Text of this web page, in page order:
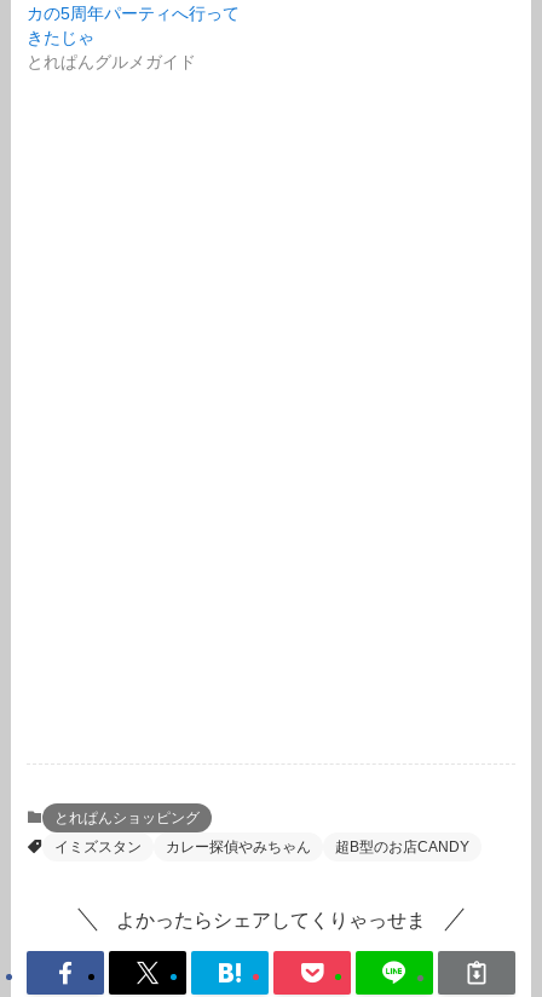
カの5周年パーティへ行って
きたじゃ
とれぱんグルメガイド
とれぱんショッピング
イミズスタン
カレー探偵やみちゃん 超B型のお店CANDY
よかったらシェアしてくりゃっせま